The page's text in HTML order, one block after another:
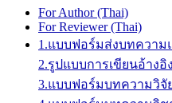
For Author (Thai)
For Reviewer (Thai)
1.แบบฟอร์มส่งบทควา
2.รูปแบบการเขียนอ้างอิ
3.แบบฟอร์มบทความวิจั